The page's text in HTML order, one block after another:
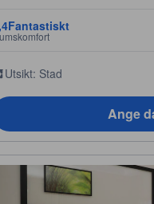
Fantastiskt
Utsikt: Stad
Ange